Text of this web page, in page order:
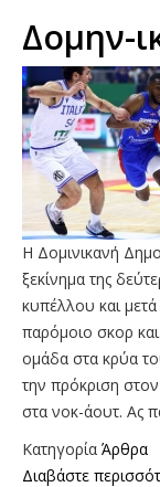
Δομην-
Η Δομινικανή
ξεκίνημα της
κυπέλλου και
παρόμοιο σκορ
ομάδα στα κρύα
την πρόκριση
στα νοκ-άουτ. Ας
Κατηγορία Άρθρα
Διαβάστε